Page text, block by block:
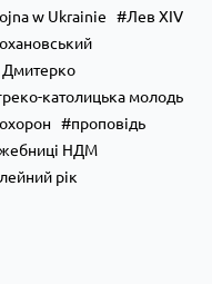
w Ukrainie
Лев XIV
католицька молодь
проповідь
НДМ
рік